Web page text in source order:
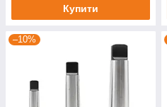
Купити
–10%